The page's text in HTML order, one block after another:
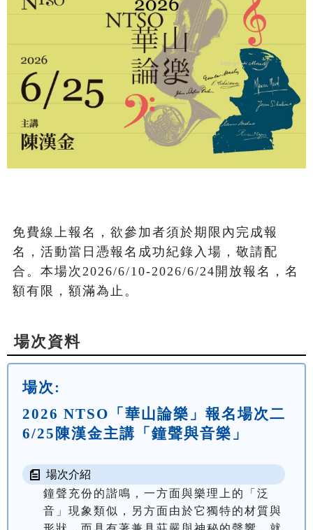
免費線上報名，欲參加者須於期限內完成報
名，活動當日憑報名成功紀錄入場，敬請配
合。本場次2026/6/10-2026/6/24開放報名，名
額有限，額滿為止。
場次資料
場次:
2026 NTSO「華山論樂」報名場次二
6/25陳漢金主講「鐘聲與音樂」
場次介紹
鐘聲充份的諧鳴，一方面與樂理上的「泛
音」現象類似，另方面由於它獨特的材質與